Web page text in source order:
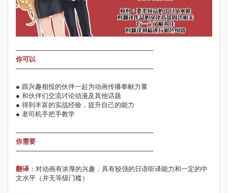
──────────────────────────────
你可以
──────────────────────────────
● 跟兴趣相投的伙伴一起为动画传播奉献力量
● 和伙伴们交流讨论动漫及其他话题
● 得到丰富的实战经验，提升自己的能力
● 老司机手把手教学
──────────────────────────────
你需要
──────────────────────────────
翻译 ：对动画有浓厚的兴趣，具有较强的日语听译能力和一定的中
文水平（并无等级门槛）